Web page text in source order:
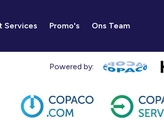
Services Promo's Ons Team
Powered by: